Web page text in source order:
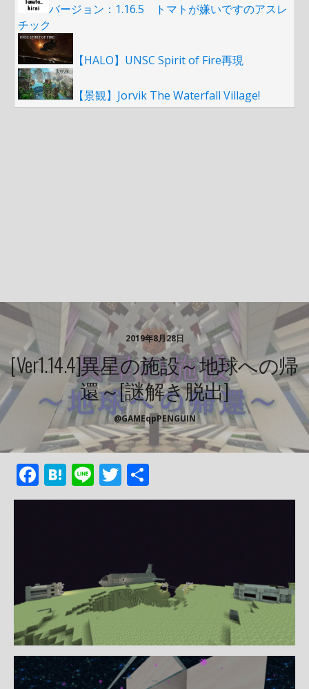
バージョン：1.16.5 トマトが嫌いですのアスレ
チック
【HALO】UNSC Spirit of Fire再現
【景観】Jorvik The Waterfall Village!
2019年8月28日
[ver1.14.4]異星の施設～地球への帰
還～[謎解き脱出]
@GAMEqpPENGUIN
F
ac
o
k
H
at
Li
n
T
w 有